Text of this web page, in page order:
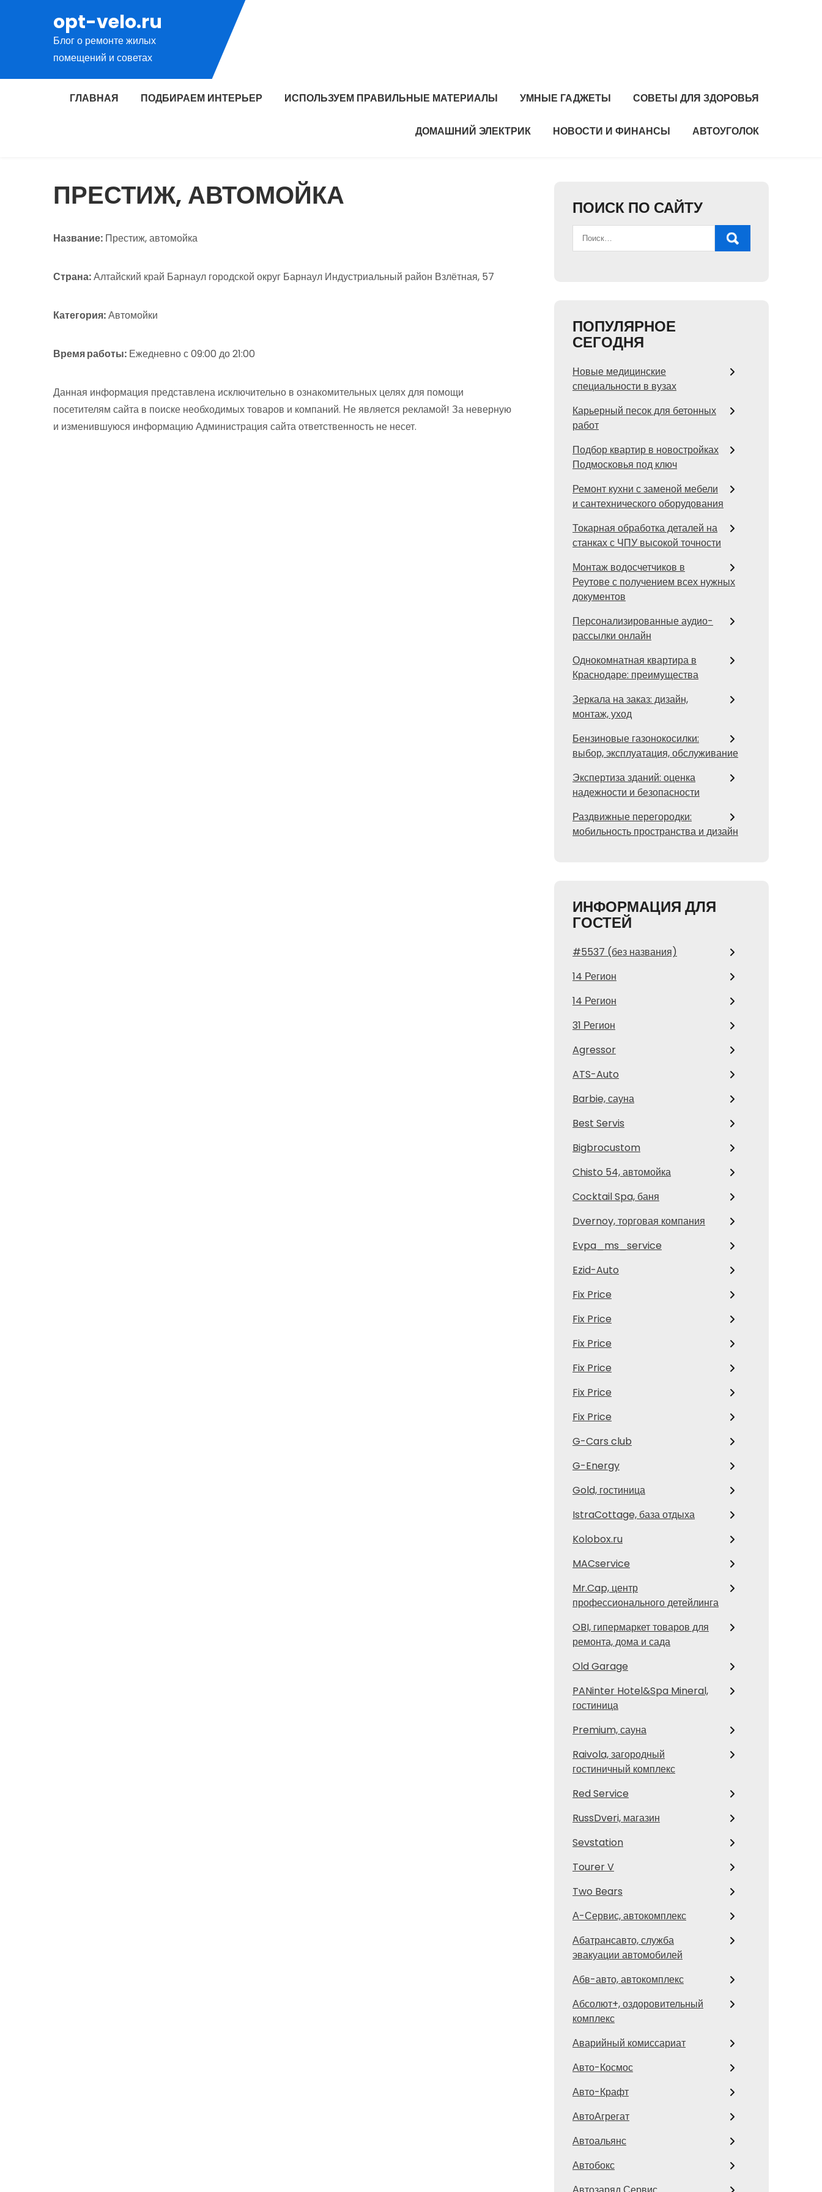
содержимому
opt-velo.ru
Блог о ремонте жилых
помещений и советах
ГЛАВНАЯ ПОДБИРАЕМ ИНТЕРЬЕР ИСПОЛЬЗУЕМ ПРАВИЛЬНЫЕ МАТЕРИАЛЫ УМНЫЕ ГАДЖЕТЫ СОВЕТЫ ДЛЯ ЗДОРОВЬЯ
ДОМАШНИЙ ЭЛЕКТРИК НОВОСТИ И ФИНАНСЫ АВТОУГОЛОК
ПРЕСТИЖ, АВТОМОЙКА
Название: Престиж, автомойка
Страна:Алтайский край Барнаул городской округ Барнаул Индустриальный район Взлётная, 57
Категория:Автомойки
Время работы: Ежедневно с 09:00 до 21:00
Данная информация представлена исключительно в ознакомительных целях для помощи
посетителям сайта в поиске необходимых товаров и компаний. Не является рекламой! За неверную
и изменившуюся информацию Администрация сайта ответственность не несет.
ПОИСК ПО САЙТУ
ПОПУЛЯРНОЕ
СЕГОДНЯ
Новые медицинские
специальности в вузах
Карьерный песок для бетонных
работ
Подбор квартир в новостройках
Подмосковья под ключ
Ремонт кухни с заменой мебели
и сантехнического оборудования
Токарная обработка деталей на
станках с ЧПУ высокой точности
Монтаж водосчетчиков в
Реутове с получением всех нужных
документов
Персонализированные аудио-
рассылки онлайн
Однокомнатная квартира в
Краснодаре: преимущества
Зеркала на заказ: дизайн,
монтаж, уход
Бензиновые газонокосилки:
выбор, эксплуатация, обслуживание
Экспертиза зданий: оценка
надежности и безопасности
Раздвижные перегородки:
мобильность пространства и дизайн
ИНФОРМАЦИЯ ДЛЯ
ГОСТЕЙ
#5537 (без названия)
14 Регион
14 Регион
31 Регион
Agressor
ATS-Auto
Barbie, сауна
Best Servis
Bigbrocustom
Chisto 54, автомойка
Cocktail Spa, баня
Dvernoy, торговая компания
Evpa_ms_service
Ezid-Auto
Fix Price
Fix Price
Fix Price
Fix Price
Fix Price
Fix Price
G-Cars club
G-Energy
Gold, гостиница
IstraCottage, база отдыха
Kolobox.ru
MACservice
Mr.Cap, центр
профессионального детейлинга
OBI, гипермаркет товаров для
ремонта, дома и сада
Old Garage
PANinter Hotel&Spa Mineral,
гостиница
Premium, сауна
Raivola, загородный
гостиничный комплекс
Red Service
RussDveri, магазин
Sevstation
Tourer V
Two Bears
А-Сервис, автокомплекс
Абатрансавто, служба
эвакуации автомобилей
Абв-авто, автокомплекс
Абсолют+, оздоровительный
комплекс
Аварийный комиссариат
Авто-Космос
Авто-Крафт
АвтоАгрегат
Автоальянс
Автобокс